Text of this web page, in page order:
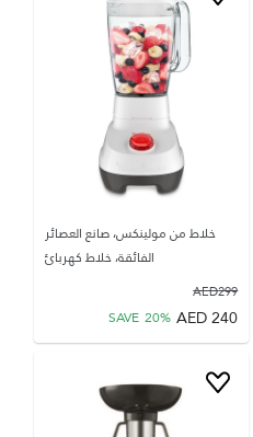
خلاط من مولينكس، صانع العصائر
الفائقة، خلاط كهربائ
299
AED
240
AED
SAVE 20%